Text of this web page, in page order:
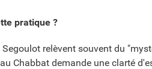
pratique ?
Segoulot relèvent souvent du
Chabbat demande une clarté